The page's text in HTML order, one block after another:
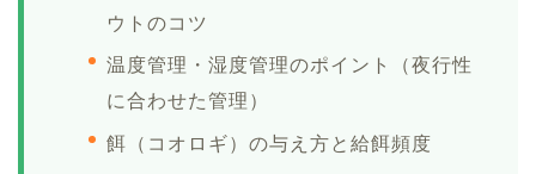
ウトのコツ
温度管理・湿度管理のポイント（夜行性
に合わせた管理）
餌（コオロギ）の与え方と給餌頻度